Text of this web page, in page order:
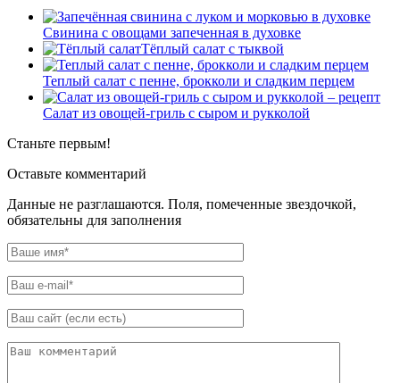
Свинина с овощами запеченная в духовке
Тёплый салат с тыквой
Теплый салат с пенне, брокколи и сладким перцем
Салат из овощей-гриль с сыром и рукколой
Станьте первым!
Оставьте комментарий
Данные не разглашаются. Поля, помеченные звездочкой,
обязательны для заполнения